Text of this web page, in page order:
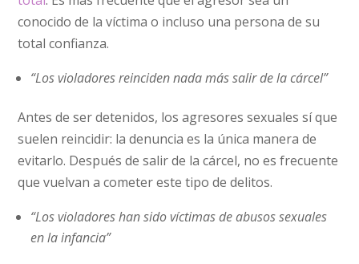
conocido de la víctima o incluso una persona de su
total confianza.
“Los violadores reinciden nada más salir de la cárcel”
Antes de ser detenidos, los agresores sexuales sí que
suelen reincidir: la denuncia es la única manera de
evitarlo. Después de salir de la cárcel, no es frecuente
que vuelvan a cometer este tipo de delitos.
“Los violadores han sido víctimas de abusos sexuales
en la infancia”